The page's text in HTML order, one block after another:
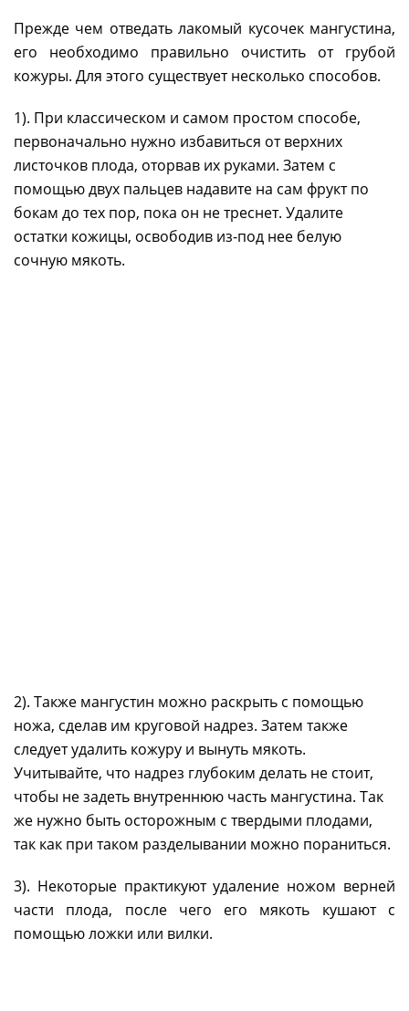
Прежде чем отведать лакомый кусочек мангустина,
его необходимо правильно очистить от грубой
кожуры. Для этого существует несколько способов.
1). При классическом и самом простом способе,
первоначально нужно избавиться от верхних
листочков плода, оторвав их руками. Затем с
помощью двух пальцев надавите на сам фрукт по
бокам до тех пор, пока он не треснет. Удалите
остатки кожицы, освободив из-под нее белую
сочную мякоть.
2). Также мангустин можно раскрыть с помощью
ножа, сделав им круговой надрез. Затем также
следует удалить кожуру и вынуть мякоть.
Учитывайте, что надрез глубоким делать не стоит,
чтобы не задеть внутреннюю часть мангустина. Так
же нужно быть осторожным с твердыми плодами,
так как при таком разделывании можно пораниться.
3). Некоторые практикуют удаление ножом верней
части плода, после чего его мякоть кушают с
помощью ложки или вилки.